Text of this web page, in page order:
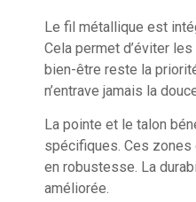
Le fil métallique est
Cela permet d’éviter
bien-être reste la
n’entrave jamais la
La pointe et le talon
spécifiques. Ces
en robustesse. La
améliorée.